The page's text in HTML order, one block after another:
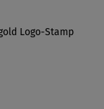
Logo-Stamp